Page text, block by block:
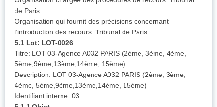
de Paris
Organisation qui fournit des précisions concernant
l’introduction des recours: Tribunal de Paris
5.1 Lot: LOT-0026
Titre: LOT 03-Agence A032 PARIS (2ème, 3ème, 4ème,
5ème,9ème,13ème,14ème, 15ème)
Description: LOT 03-Agence A032 PARIS (2ème, 3ème,
4ème, 5ème,9ème,13ème,14ème, 15ème)
Identifiant interne: 03